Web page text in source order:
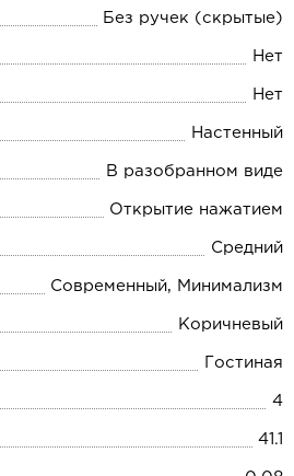
Без ручек (скрытые)
Нет
Нет
Настенный
В разобранном виде
Открытие нажатием
Средний
Современный, Минимализм
Коричневый
Гостиная
4
41.1